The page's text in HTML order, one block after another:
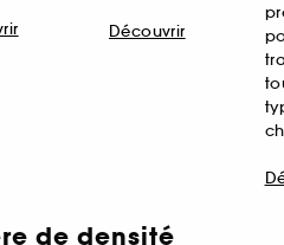
Découvrir
de densité